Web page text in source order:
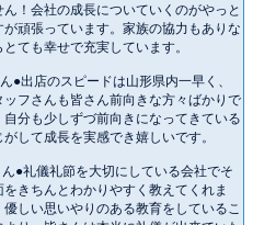
ん！会社の成長についていくのがやっと
が頑張っています。家族の協力もありな
とても幸せで充実しています。
●出店のスピードは山形県内一早く、
ッフさんも皆さん前向きな方々ばかりで
自分も少しずづ前向きになってきている
がして成長を実感でき嬉しいです。
ん●礼儀礼節を大切にしている会社でそ
をきちんとわかりやすく教えてくれま
優しい思いやりのある教育をしているこ